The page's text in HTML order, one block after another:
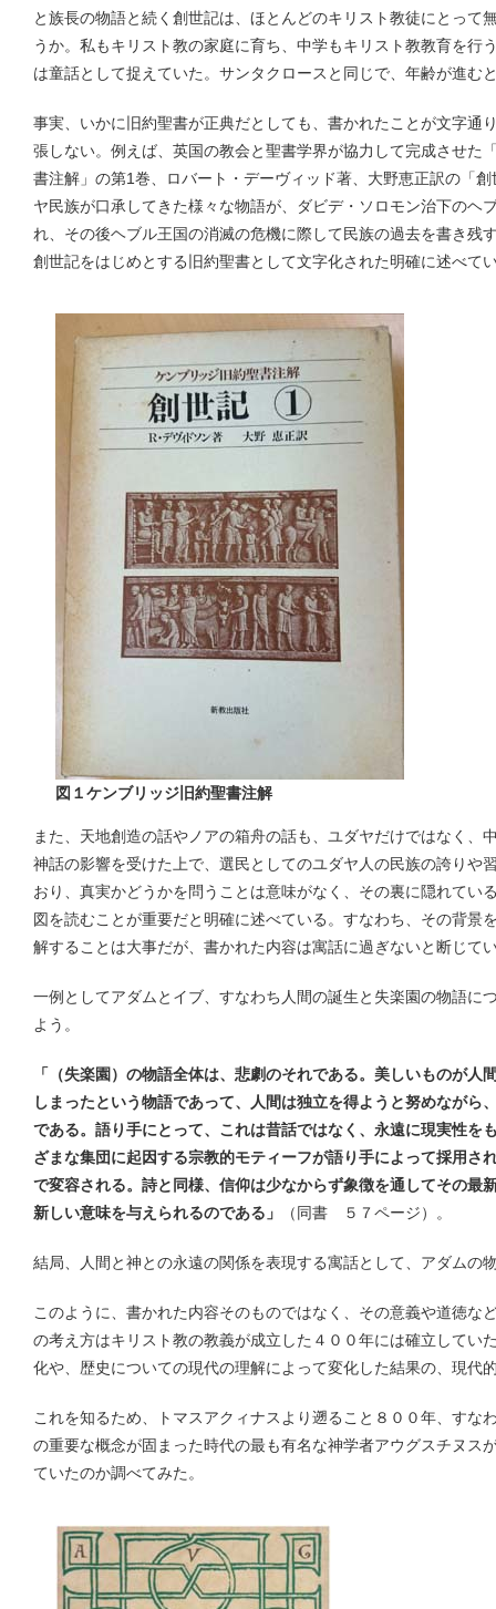
と族長の物語と続く創世記は、ほとんどのキリスト教徒にとって
うか。私もキリスト教の家庭に育ち、中学もキリスト教教育を行
は童話として捉えていた。サンタクロースと同じで、年齢が進む
事実、いかに旧約聖書が正典だとしても、書かれたことが文字通
張しない。例えば、英国の教会と聖書学界が協力して完成させた
書注解」の第1巻、ロバート・デーヴィッド著、大野恵正訳の「
ヤ民族が口承してきた様々な物語が、ダビデ・ソロモン治下のヘ
れ、その後ヘブル王国の消滅の危機に際して民族の過去を書き残
創世記をはじめとする旧約聖書として文字化された明確に述べて
図１ケンブリッジ旧約聖書注解
また、天地創造の話やノアの箱舟の話も、ユダヤだけではなく、
神話の影響を受けた上で、選民としてのユダヤ人の民族の誇りや
おり、真実かどうかを問うことは意味がなく、その裏に隠れてい
図を読むことが重要だと明確に述べている。すなわち、その背景
解することは大事だが、書かれた内容は寓話に過ぎないと断じて
一例としてアダムとイブ、すなわち人間の誕生と失楽園の物語に
よう。
「（失楽園）の物語全体は、悲劇のそれである。美しいものが人
しまったという物語であって、人間は独立を得ようと努めながら
である。語り手にとって、これは昔話ではなく、永遠に現実性を
ざまな集団に起因する宗教的モティーフが語り手によって採用さ
で変容される。詩と同様、信仰は少なからず象徴を通してその最
新しい意味を与えられるのである」
（同書 ５７ページ）。
結局、人間と神との永遠の関係を表現する寓話として、アダムの
このように、書かれた内容そのものではなく、その意義や道徳な
の考え方はキリスト教の教義が成立した４００年には確立してい
化や、歴史についての現代の理解によって変化した結果の、現代
これを知るため、トマスアクィナスより遡ること８００年、すな
の重要な概念が固まった時代の最も有名な神学者アウグスチヌス
ていたのか調べてみた。